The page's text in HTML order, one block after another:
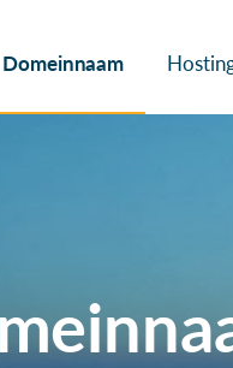
Domeinnaam